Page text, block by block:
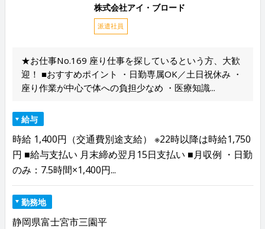
株式会社アイ・ブロード
派遣社員
★お仕事No.169 座り仕事を探しているという方、大歓
迎！ ■おすすめポイント ・日勤専属OK／土日祝休み ・
座り作業が中心で体への負担少なめ ・医療知識...
給与
時給 1,400円（交通費別途支給） ※22時以降は時給1,750
円 ■給与支払い 月末締め翌月15日支払い ■月収例 ・日勤
のみ：7.5時間×1,400円...
勤務地
静岡県富士宮市三園平